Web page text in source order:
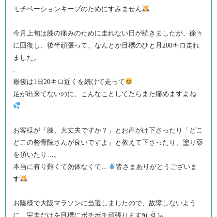
モチベーションキープのためにすみません
今月上旬は膝の痛みのために走れない日が続きましたが、徐々
に回復し、後半頑張って、なんとか目標のひと月200キロ走れ
ました。
最後は1日20キロ近くを続けて走って
足が出来てないのに、こんなことしてたらまた痛めますよね
お客様が「膝、大丈夫ですか？」とお声がけ下さったり「どこ
どこの整骨院さんが良いですよ」と教えて下さったり、塗り薬
を頂いたり…。
本当に有り難くて勿体なくて…
皆さまありがとうございま
す
お陰様で大阪マラソンに当選しましたので、故障しないよう
に、完走だけを目標にボチボチ頑張ります٩( ᐛ )و